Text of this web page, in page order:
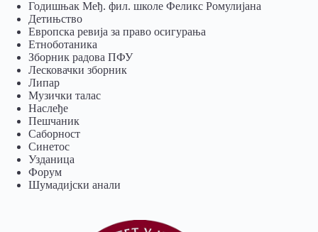
Годишњак Међ. фил. школе Феликс Ромулијана
Детињство
Европска ревија за право осигурања
Eтноботаника
Зборник радова ПФУ
Лесковачки зборник
Липар
Музички талас
Наслеђе
Пешчаник
Саборност
Синетос
Узданица
Форум
Шумадијски анали